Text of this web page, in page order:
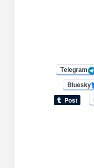
Telegram
Bluesky